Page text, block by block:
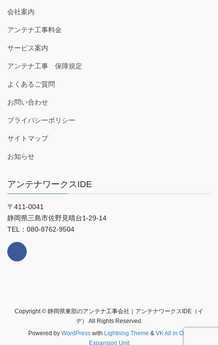
会社案内
アンテナ工事料金
サービス案内
アンテナ工事 保障規定
よくあるご質問
お問い合わせ
プライバシーポリシー
サイトマップ
お知らせ
アンテナワークスIDE
〒411-0041
静岡県三島市佐野見晴台1-29-14
TEL：080-8762-9504
Copyright © 静岡県東部のアンテナ工事会社｜アンテナワークスIDE（イ
デ） All Rights Reserved.
Powered by WordPresswith Lightning Theme & VK All in One
Expansion Unit